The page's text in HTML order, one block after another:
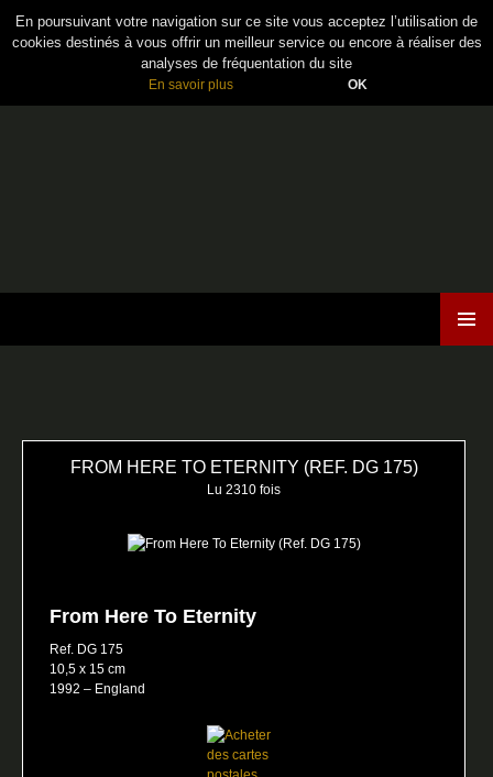
En poursuivant votre navigation sur ce site vous acceptez l’utilisation de
cookies destinés à vous offrir un meilleur service ou encore à réaliser des
analyses de fréquentation du site
En savoir plus OK
FROM HERE TO ETERNITY (REF. DG 175)
Lu 2310 fois
From Here To Eternity
Ref. DG 175
10,5 x 15 cm
1992 – England